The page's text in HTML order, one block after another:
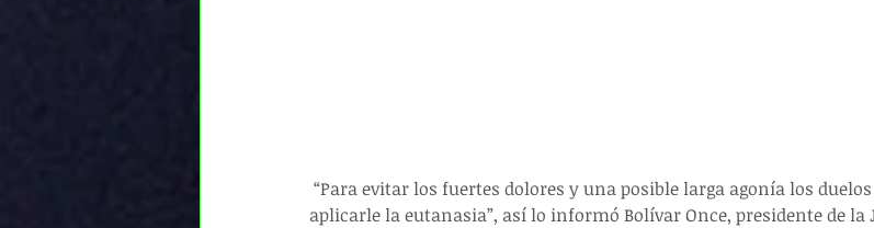
aplicarle la eutanasia”, así lo informó Bolívar Once, presidente de la